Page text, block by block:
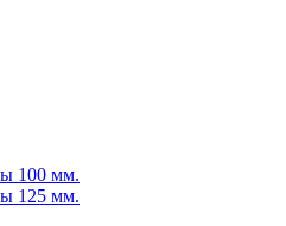
100 мм.
125 мм.